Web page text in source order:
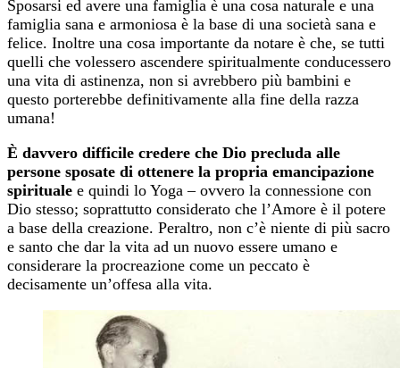
Sposarsi ed avere una famiglia è una cosa naturale e una
famiglia sana e armoniosa è la base di una società sana e
felice. Inoltre una cosa importante da notare è che, se tutti
quelli che volessero ascendere spiritualmente conducessero
una vita di astinenza, non si avrebbero più bambini e
questo porterebbe definitivamente alla fine della razza
umana!
È davvero difficile credere che Dio precluda alle
persone sposate di ottenere la propria emancipazione
spirituale e quindi lo Yoga – ovvero la connessione con
Dio stesso; soprattutto considerato che l’Amore è il potere
a base della creazione. Peraltro, non c’è niente di più sacro
e santo che dar la vita ad un nuovo essere umano e
considerare la procreazione come un peccato è
decisamente un’offesa alla vita.